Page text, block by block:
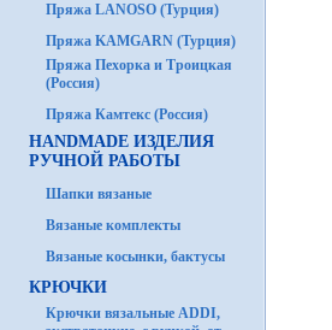
Пряжа LANOSO (Турция)
Пряжа KAMGARN (Турция)
Пряжа Пехорка и Троицкая
(Россия)
Пряжа Камтекс (Россия)
HANDMADE ИЗДЕЛИЯ
РУЧНОЙ РАБОТЫ
Шапки вязаные
Вязаные комплекты
Вязаные косынки, бактусы
КРЮЧКИ
Крючки вязальные ADDI,